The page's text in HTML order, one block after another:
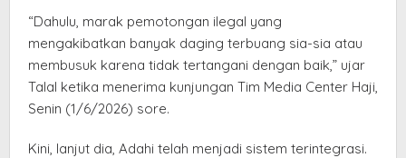
“Dahulu, marak pemotongan ilegal yang
mengakibatkan banyak daging terbuang sia-sia atau
membusuk karena tidak tertangani dengan baik,” ujar
Talal ketika menerima kunjungan Tim Media Center Haji,
Senin (1/6/2026) sore.
​Kini, lanjut dia, Adahi telah menjadi sistem terintegrasi.